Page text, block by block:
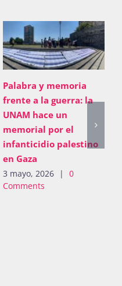
Palabra y memoria
frente a la guerra: la
UNAM hace un
memorial por el
infanticidio palestino
en Gaza
3 mayo, 2026 |
0
Comments